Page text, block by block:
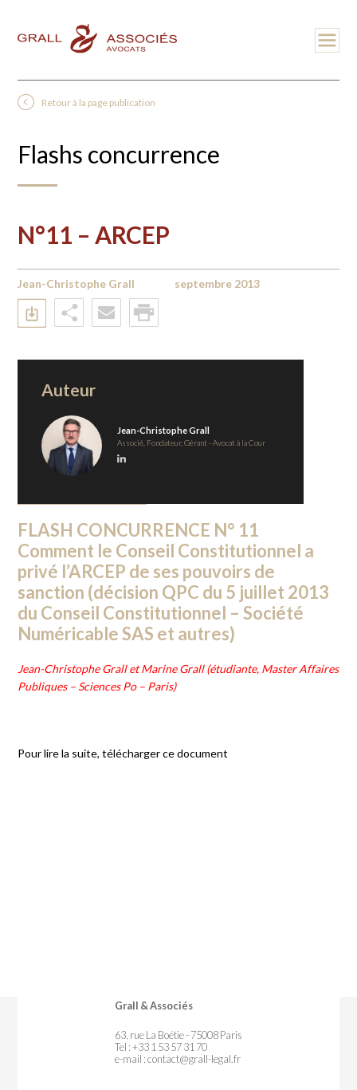
Retour à la page publication
Flashs concurrence
N°11 – ARCEP
Jean-Christophe Grall septembre 2013
Auteur
Jean-Christophe Grall
Associé, Fondateur, Gérant - Avocat à la Cour
FLASH CONCURRENCE N° 11
Comment le Conseil Constitutionnel a
privé l’ARCEP de ses pouvoirs de
sanction (décision QPC du 5 juillet 2013
du Conseil Constitutionnel – Société
Numéricable SAS et autres)
Jean-Christophe Grall et Marine Grall (étudiante, Master Affaires
Publiques – Sciences Po – Paris)
Pour lire la suite, télécharger ce document
Grall & Associés
63, rue La Boétie - 75008 Paris
Tel : +33 1 53 57 31 70
e-mail :contact@grall-legal.fr